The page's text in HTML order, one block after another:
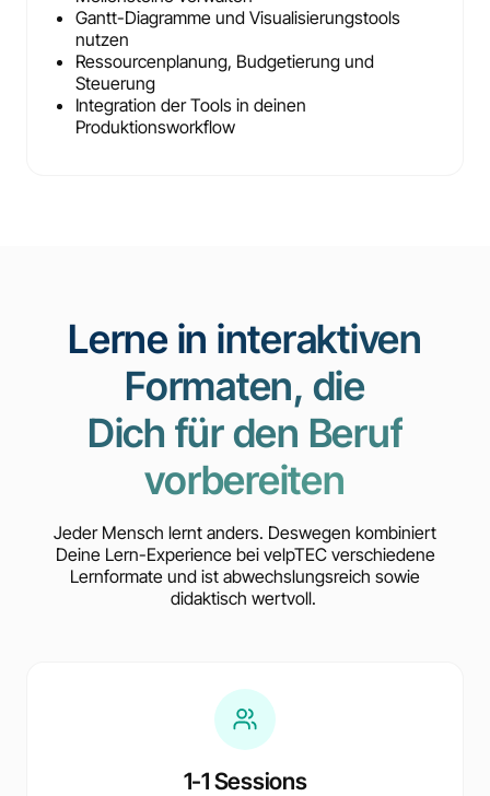
Gantt-Diagramme und Visualisierungstools
nutzen
Ressourcenplanung, Budgetierung und
Steuerung
Integration der Tools in deinen
Produktionsworkflow
Lerne in interaktiven
Formaten, die
Dich für den Beruf
vorbereiten
Jeder Mensch lernt anders. Deswegen kombiniert
Deine Lern-Experience bei velpTEC verschiedene
Lernformate und ist abwechslungsreich sowie
didaktisch wertvoll.
1-1 Sessions